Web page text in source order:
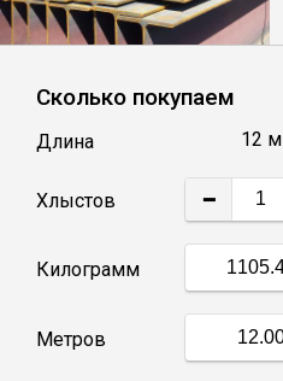
Швеллер
Катанка
Сколько покупаем
Длина 12 м
Хлыстов −
Килограмм
Метров